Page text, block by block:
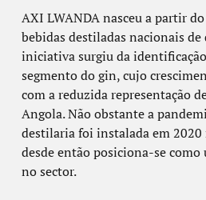
AXI LWANDA nasceu a partir
bebidas destiladas nacionais
iniciativa surgiu da
segmento do gin, cujo
com a reduzida representação
Angola. Não obstante a
destilaria foi instalada em 2020
desde então posiciona-se como
no sector.